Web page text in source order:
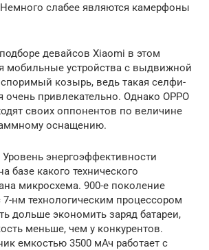
Немного слабее являются камерфоны
девайсов Xiaomi в этом
мобильные устройства с выдвижной
козырь, ведь такая селфи-
очень привлекательно. Однако OPPO
своих оппонентов по величине
оснащению.
Уровень энергоэффективности
базе какого технического
микросхема. 900-е поколение
нм технологическим процессором
дольше экономить заряд батареи,
меньше, чем у конкурентов.
емкостью 3500 мАч работает с